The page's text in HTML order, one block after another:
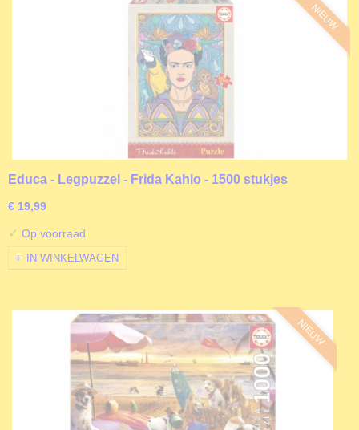
NIEUW
Educa - Legpuzzel - Frida Kahlo - 1500 stukjes
€ 19,99
✓ Op voorraad
IN WINKELWAGEN
NIEUW